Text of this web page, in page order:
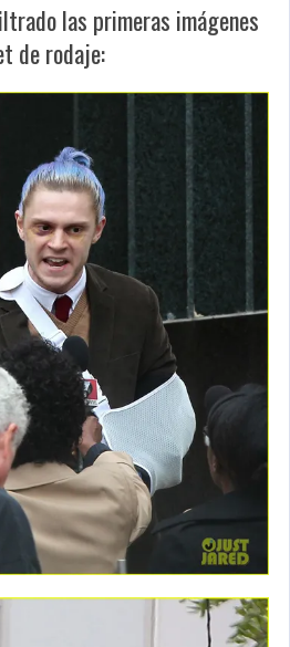
las primeras imágenes
de rodaje: